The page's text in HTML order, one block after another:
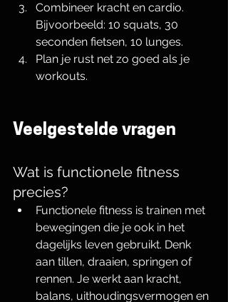
Combineer kracht en cardio.
Bijvoorbeeld: 10 squats, 30
seconden fietsen, 10 lunges.
Plan je rust net zo goed als je
workouts.
Veelgestelde vragen
Wat is functionele fitness
precies?
Functionele fitness is trainen met
bewegingen die je ook in het
dagelijks leven gebruikt. Denk
aan tillen, draaien, springen of
rennen. Je werkt aan kracht,
balans, uithoudingsvermogen en